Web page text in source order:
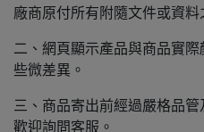
廠商原付所有附隨文件或資料
二、網頁顯示產品與商品實
些微差異。
三、商品寄出前經過嚴格品
歡迎詢問客服。